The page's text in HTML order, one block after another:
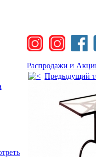
Распродажи и
Предыдущий